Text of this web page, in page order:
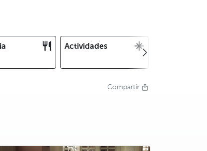
Actividades
Compartir